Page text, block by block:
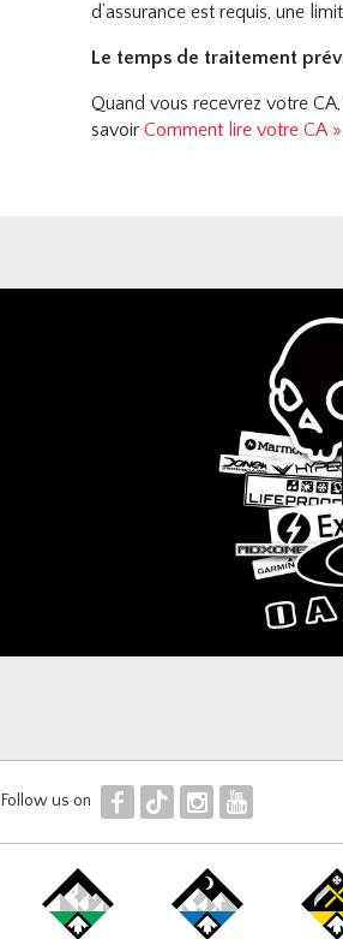
d’assurance est requis, une
Le temps de traitement
Quand vous recevrez votre
savoirComment lire votre CA
Follow us on F T I Y